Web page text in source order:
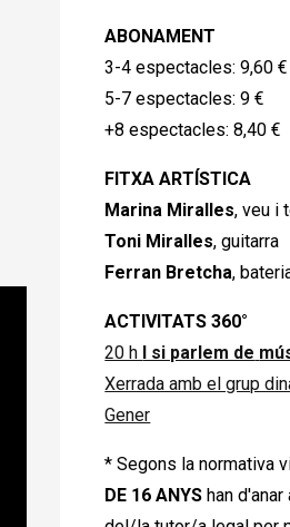
ABONAMENT
3-4 espectacles: 9,60 €
5-7 espectacles: 9 €
+8 espectacles: 8,40 €
FITXA ARTÍSTICA
Marina Miralles, veu i
Toni Miralles, guitarra
Ferran Bretcha,
ACTIVITATS 360°
20 h
I si parlem de
Xerrada amb el grup
Gener
* Segons la normativa
DE 16 ANYS han